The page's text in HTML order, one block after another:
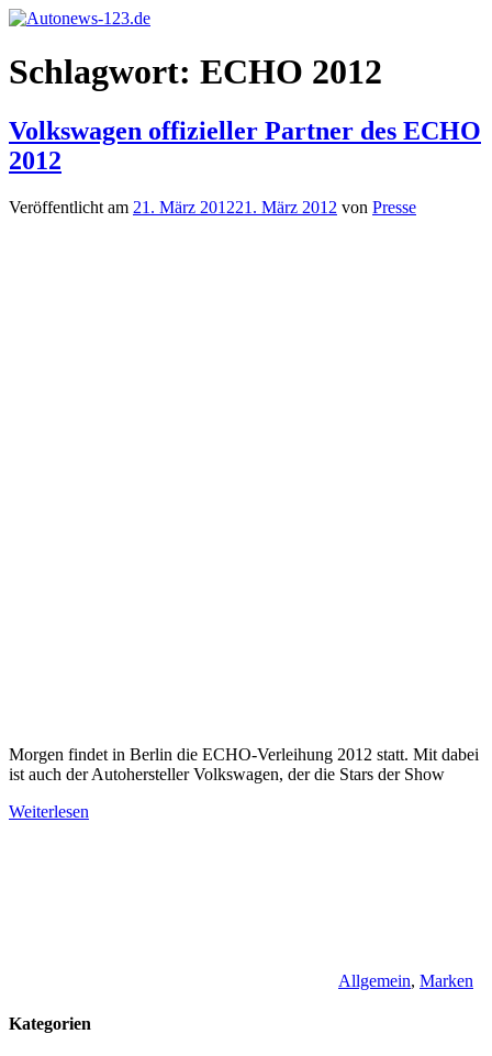
Zum
springen
Autonews-
123.de
Autonews
mit
Schlagwort: ECHO 2012
Volkswagen offizieller Partner des ECHO
2012
Veröffentlicht am 21. März 201221. März 2012 von Presse
Morgen findet in Berlin die ECHO-Verleihung 2012 statt. Mit dabei
ist auch der Autohersteller Volkswagen, der die Stars der Show
Weiterlesen
Allgemein, Marken
Kategorien